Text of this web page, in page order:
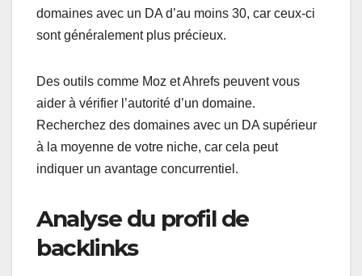
domaines avec un DA d’au moins 30, car ceux-ci
sont généralement plus précieux.
Des outils comme Moz et Ahrefs peuvent vous
aider à vérifier l’autorité d’un domaine.
Recherchez des domaines avec un DA supérieur
à la moyenne de votre niche, car cela peut
indiquer un avantage concurrentiel.
Analyse du profil de
backlinks